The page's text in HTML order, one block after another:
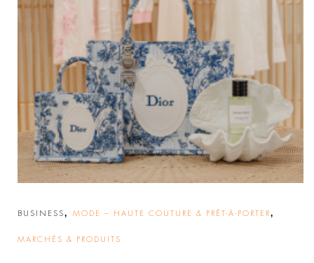
BUSINESS, MODE – HAUTE COUTURE & PRÊT-À-PORTER,
MARCHÉS & PRODUITS